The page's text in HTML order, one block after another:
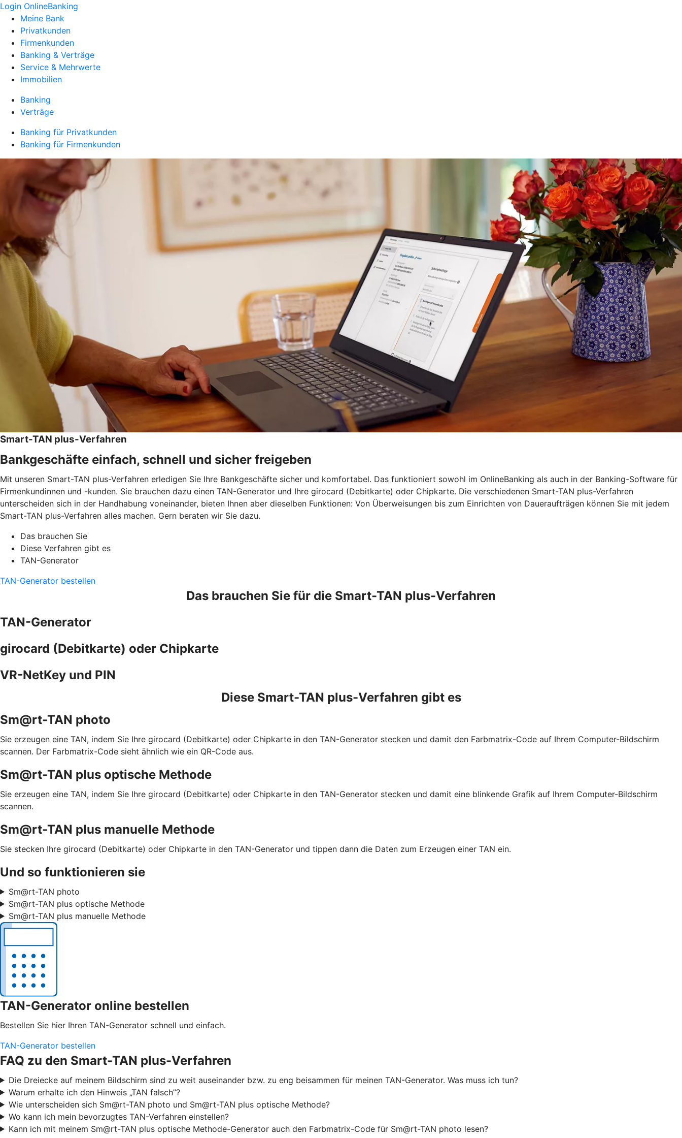
Login OnlineBanking
Meine Bank
Privatkunden
Firmenkunden
Banking & Verträge
Service & Mehrwerte
Immobilien
Banking
Verträge
Banking für Privatkunden
Banking für Firmenkunden
Smart-TAN plus-Verfahren
Bankgeschäfte einfach, schnell und sicher freigeben
Mit unseren Smart-TAN plus-Verfahren erledigen Sie Ihre Bankgeschäfte sicher und komfortabel. Das funktioniert sowohl im OnlineBanking als auch in der Banking-Software für
Firmenkundinnen und -kunden. Sie brauchen dazu einen TAN-Generator und Ihre girocard (Debitkarte) oder Chipkarte. Die verschiedenen Smart-TAN plus-Verfahren
unterscheiden sich in der Handhabung voneinander, bieten Ihnen aber dieselben Funktionen: Von Überweisungen bis zum Einrichten von Daueraufträgen können Sie mit jedem
Smart-TAN plus-Verfahren alles machen. Gern beraten wir Sie dazu.
Das brauchen Sie
Diese Verfahren gibt es
TAN-Generator
TAN-Generator bestellen
Das brauchen Sie für die Smart-TAN plus-Verfahren
TAN-Generator
girocard (Debitkarte) oder Chipkarte
VR-NetKey und PIN
Diese Smart-TAN plus-Verfahren gibt es
Sm@rt-TAN photo
Sie erzeugen eine TAN, indem Sie Ihre girocard (Debitkarte) oder Chipkarte in den TAN-Generator stecken und damit den Farbmatrix-Code auf Ihrem Computer-Bildschirm
scannen. Der Farbmatrix-Code sieht ähnlich wie ein QR-Code aus.
Sm@rt-TAN plus optische Methode
Sie erzeugen eine TAN, indem Sie Ihre girocard (Debitkarte) oder Chipkarte in den TAN-Generator stecken und damit eine blinkende Grafik auf Ihrem Computer-Bildschirm
scannen.
Sm@rt-TAN plus manuelle Methode
Sie stecken Ihre girocard (Debitkarte) oder Chipkarte in den TAN-Generator und tippen dann die Daten zum Erzeugen einer TAN ein.
Und so funktionieren sie
Sm@rt-TAN photo
Sm@rt-TAN plus optische Methode
Sm@rt-TAN plus manuelle Methode
TAN-Generator online bestellen
Bestellen Sie hier Ihren TAN-Generator schnell und einfach.
TAN-Generator bestellen
FAQ zu den Smart-TAN plus-Verfahren
Die Dreiecke auf meinem Bildschirm sind zu weit auseinander bzw. zu eng beisammen für meinen TAN-Generator. Was muss ich tun?
Warum erhalte ich den Hinweis „TAN falsch”?
Wie unterscheiden sich Sm@rt-TAN photo und Sm@rt-TAN plus optische Methode?
Wo kann ich mein bevorzugtes TAN-Verfahren einstellen?
Kann ich mit meinem Sm@rt-TAN plus optische Methode-Generator auch den Farbmatrix-Code für Sm@rt-TAN photo lesen?